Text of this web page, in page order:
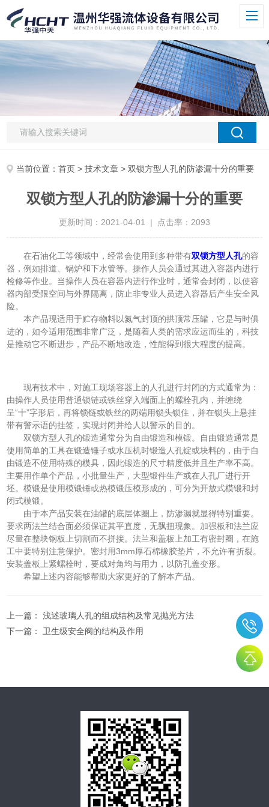
当前位置：首页 >技术文章 > 双锁方型人孔的防渗漏十分的重要
双锁方型人孔的防渗漏十分的重要
更新时间：2021-04-01 | 点击率：2093
在石油化工等领域中，经常会使用到多种带有双锁方型人孔的容
器，例如排道、锅炉和下水管等。操作人员会通过其进入容器内进行
检修等作业。当操作人员在容器内进行作业时，通常会封闭 ，以使容
器内部受限空间与外界隔离，防止非专业人员进入容器后产生安全风
险。
本产品现适用于贮存物料以氮气封顶的拱顶常压罐，它是与时俱
进的，如今适用范围非常广泛，是随着人类的需求应运而生的，科技
是推动它不断进步，产品不断地改造，性能得到很大程度的提高。
现有技术中，对施工现场容器上的人孔进行封闭的方式通常为：
由操作人员使用普通锁链或铁丝穿入端面上的螺栓孔内，并缠绕
呈“十”字形后，再将锁链或铁丝的两端用锁头锁住，并在锁头上悬挂
带有警示语的挂签，实现封闭并给人以警示的目的。
双锁方型人孔的锻造通常分为自由锻造和模锻。自由锻造通常是
使用简单的工具在锻造锤子或水压机时锻造人孔锭或块料的，由于自
由锻造不使用特殊的模具，因此锻造的尺寸精度低并且生产率不高。
主要用作单个产品，小批量生产，大型锻件生产或在人孔厂进行开
坯。模锻是使用模锻锤或热模锻压模形成的，可分为开放式模锻和封
闭式模锻。
由于本产品安装在油罐的底层体圈上，防渗漏就显得特别重要。
要求两法兰结合面必须保证其平直度，无飘扭现象。加强板和法兰应
尽量在整块钢板上切割而不拼接。法兰和盖板上加工有密封圈，在施
工中要特别注意保护。密封用3mm厚石棉橡胶垫片，不允许有折裂。
安装盖板上紧螺栓时，要成对角均与用力，以防孔盖变形。
希望上述内容能够帮助大家更好的了解本产品。
上一篇：浅述玻璃人孔的组成结构及常见抛光方法
下一篇：卫生级安全阀的结构及作用